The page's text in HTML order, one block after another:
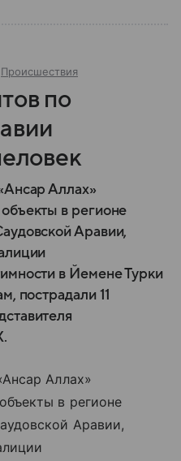
Происшествия
по
Аллах»
в регионе
Аравии,
в Йемене Турки
пострадали 11
Аллах»
в регионе
Аравии,